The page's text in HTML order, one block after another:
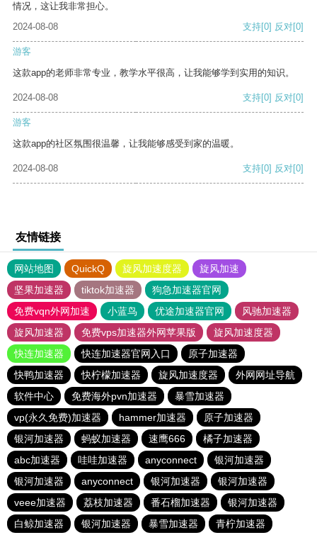
情况，这让我非常担心。
2024-08-08
支持[0] 反对[0]
游客
这款app的老师非常专业，教学水平很高，让我能够学到实用的知识。
2024-08-08 支持[0] 反对[0]
游客
这款app的社区氛围很温馨，让我能够感受到家的温暖。
2024-08-08 支持[0] 反对[0]
友情链接
网站地图 QuickQ 旋风加速度器
旋风加速
坚果加速器
tiktok加速器
狗急加速器官网
免费vqn外网加速
小蓝鸟 优途加速器官网
风驰加速器
旋风加速器
免费vps加速器外网苹果版
旋风加速度器
快连加速器
快连加速器官网入口
原子加速器
快鸭加速器
快柠檬加速器 旋风加速度器
外网网址导航
软件中心
免费海外pvn加速器
暴雪加速器
vp(永久免费)加速器
hammer加速器
原子加速器
银河加速器
蚂蚁加速器 速鹰666
橘子加速器
abc加速器
哇哇加速器 anyconnect
银河加速器
银河加速器
anyconnect 银河加速器
银河加速器
veee加速器
荔枝加速器 番石榴加速器
银河加速器
白鲸加速器
银河加速器 暴雪加速器 青柠加速器